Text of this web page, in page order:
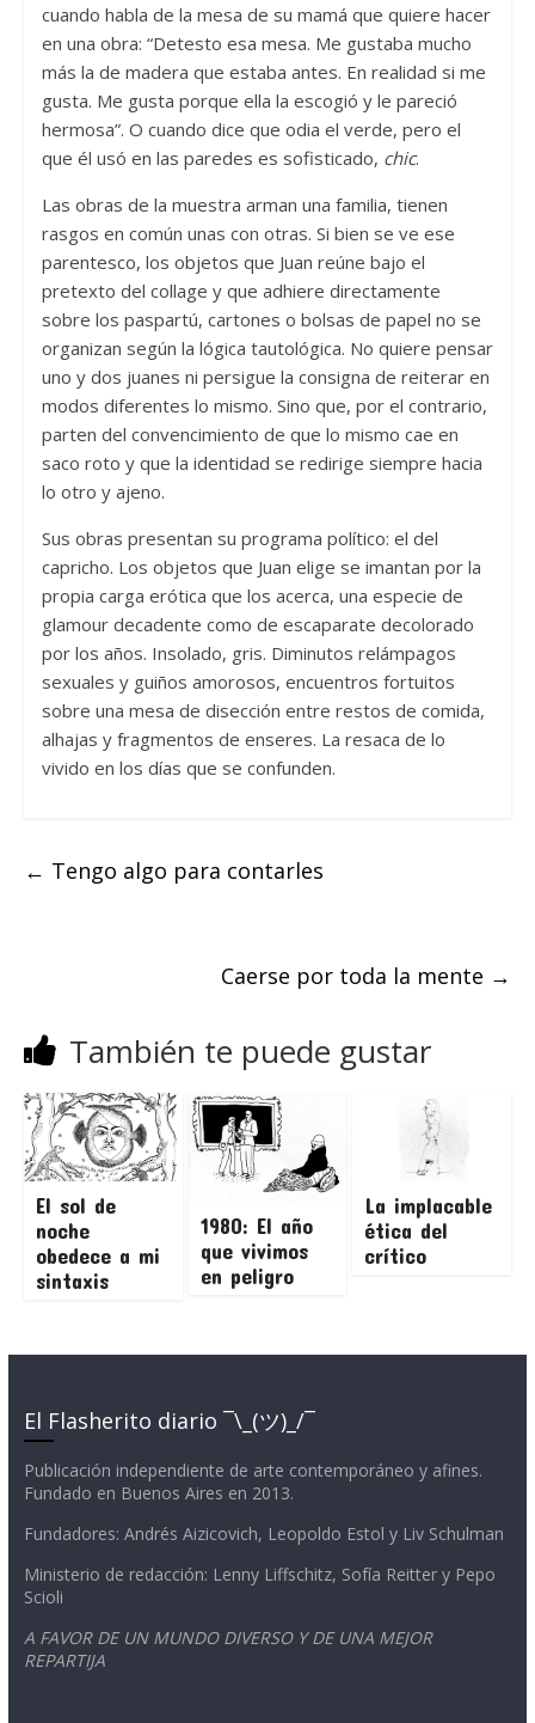
cuando habla de la mesa de su mamá que quiere hacer
en una obra: “Detesto esa mesa. Me gustaba mucho
más la de madera que estaba antes. En realidad si me
gusta. Me gusta porque ella la escogió y le pareció
hermosa”. O cuando dice que odia el verde, pero el
que él usó en las paredes es sofisticado, chic.
Las obras de la muestra arman una familia, tienen
rasgos en común unas con otras. Si bien se ve ese
parentesco, los objetos que Juan reúne bajo el
pretexto del collage y que adhiere directamente
sobre los paspartú, cartones o bolsas de papel no se
organizan según la lógica tautológica. No quiere pensar
uno y dos juanes ni persigue la consigna de reiterar en
modos diferentes lo mismo. Sino que, por el contrario,
parten del convencimiento de que lo mismo cae en
saco roto y que la identidad se redirige siempre hacia
lo otro y ajeno.
Sus obras presentan su programa político: el del
capricho. Los objetos que Juan elige se imantan por la
propia carga erótica que los acerca, una especie de
glamour decadente como de escaparate decolorado
por los años. Insolado, gris. Diminutos relámpagos
sexuales y guiños amorosos, encuentros fortuitos
sobre una mesa de disección entre restos de comida,
alhajas y fragmentos de enseres. La resaca de lo
vivido en los días que se confunden.
← Tengo algo para contarles
Caerse por toda la mente →
También te puede gustar
El sol de
noche
obedece a mi
sintaxis
1980: El año
que vivimos
en peligro
La implacable
ética del
crítico
El Flasherito diario ¯\_(ツ)_/¯
Publicación independiente de arte contemporáneo y afines.
Fundado en Buenos Aires en 2013.
Fundadores: Andrés Aizicovich, Leopoldo Estol y Liv Schulman
Ministerio de redacción: Lenny Liffschitz, Sofía Reitter y Pepo
Scioli
A FAVOR DE UN MUNDO DIVERSO Y DE UNA MEJOR
REPARTIJA